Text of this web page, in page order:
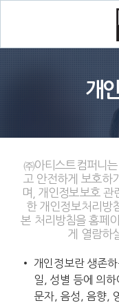
개
㈜아티스트컴퍼니
고 안전하게 보호하
며, 개인정보보호 관
한 개인정보처리방
본 처리방침을 홈페
게 열람하
• 개인정보란 생존
일, 성별 등에 의
문자, 음성, 음향,